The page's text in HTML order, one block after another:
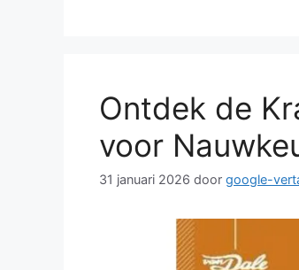
Ontdek de
voor
31 januari 2026 door google-